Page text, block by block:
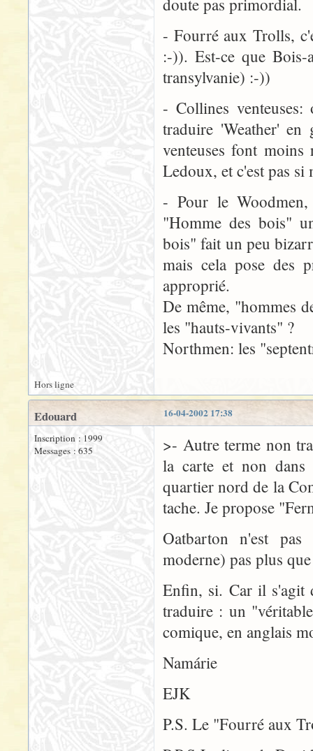
doute pas primordial.
- Fourré aux Trolls,
:-)). Est-ce que
transylvanie) :-))
- Collines
traduire 'Weather' en
venteuses font
Ledoux, et c'est pas si
- Pour le
"Homme des bois"
bois" fait un peu
mais cela pose des
approprié.
De même, "hommes
les "hauts-vivants" ?
Northmen: les
Hors ligne
16-04-2002 17:38
Edouard
Inscription : 1999
Messages : 635
>- Autre terme non
la carte et non
quartier nord de la
tache. Je propose
Oatbarton n'est
moderne) pas plus
Enfin, si. Car il s'agit
traduire : un
comique, en anglais
Namárie
EJK
P.S. Le "Fourré aux